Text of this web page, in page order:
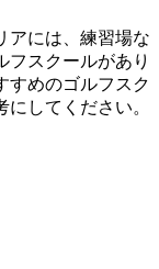
アには、練習場な
フスクールがあり
すめのゴルフスク
してください。